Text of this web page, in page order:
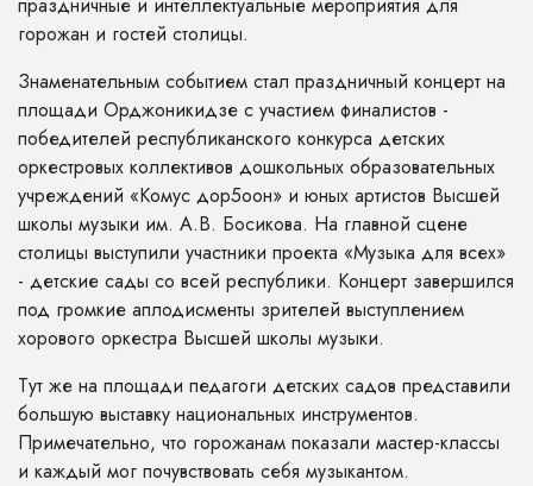
горожан и гостей столицы.
Знаменательным событием стал праздничный концерт на
площади Орджоникидзе с участием финалистов -
победителей республиканского конкурса детских
оркестровых коллективов дошкольных образовательных
учреждений «Комус дор5оон» и юных артистов Высшей
школы музыки им. А.В. Босикова. На главной сцене
столицы выступили участники проекта «Музыка для всех»
- детские сады со всей республики. Концерт завершился
под громкие аплодисменты зрителей выступлением
хорового оркестра Высшей школы музыки.
Тут же на площади педагоги детских садов представили
большую выставку национальных инструментов.
Примечательно, что горожанам показали мастер-классы
и каждый мог почувствовать себя музыкантом.